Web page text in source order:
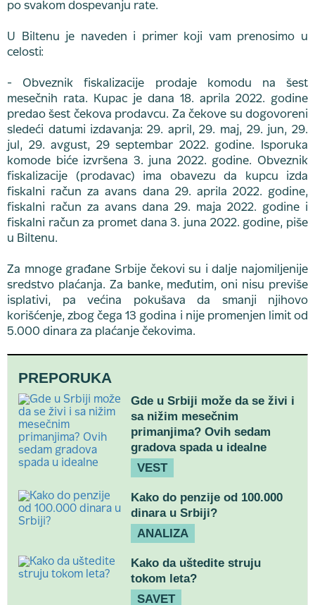
po svakom dospevanju rate.
U Biltenu je naveden i primer koji vam prenosimo u
celosti:
- Obveznik fiskalizacije prodaje komodu na šest
mesečnih rata. Kupac je dana 18. aprila 2022. godine
predao šest čekova prodavcu. Za čekove su dogovoreni
sledeći datumi izdavanja: 29. april, 29. maj, 29. jun, 29.
jul, 29. avgust, 29 septembar 2022. godine. Isporuka
komode biće izvršena 3. juna 2022. godine. Obveznik
fiskalizacije (prodavac) ima obavezu da kupcu izda
fiskalni račun za avans dana 29. aprila 2022. godine,
fiskalni račun za avans dana 29. maja 2022. godine i
fiskalni račun za promet dana 3. juna 2022. godine, piše
u Biltenu.
Za mnoge građane Srbije čekovi su i dalje najomiljenije
sredstvo plaćanja. Za banke, međutim, oni nisu previše
isplativi, pa većina pokušava da smanji njihovo
korišćenje, zbog čega 13 godina i nije promenjen limit od
5.000 dinara za plaćanje čekovima.
PREPORUKA
Gde u Srbiji može da se živi i
sa nižim mesečnim
primanjima? Ovih sedam
gradova spada u idealne
VEST
Kako do penzije od 100.000
dinara u Srbiji?
ANALIZA
Kako da uštedite struju
tokom leta?
SAVET